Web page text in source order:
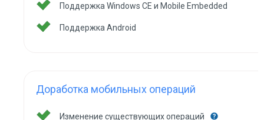
Поддержка Windows CE и Mobile Embedded
Поддержка Android
Доработка мобильных операций
Изменение существующих операций